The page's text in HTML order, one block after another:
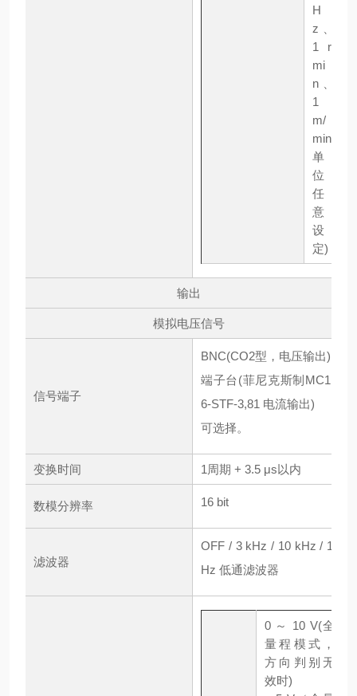
H
z、
1 r/
mi
n、
1
m/
min
单
位
任
意
设
定)
输出
模拟电压信号
信号端子
BNC(CO2型，电压输出)
端子台(菲尼克斯制MC1,5/
6-STF-3,81 电流输出)
可选择。
变换时间 1周期 + 3.5 μs以内
数模分辨率 16 bit
滤波器
OFF / 3 kHz / 10 kHz / 1 k
Hz 低通滤波器
0 ～ 10 V(全
量程模式，
方向判别无
效时)